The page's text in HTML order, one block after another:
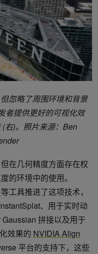
忽略了周围环境和背景
者提供更好的可视化效
右)。照片来源：Ben
在几何精度方面存在权
的环境中的使用。
等工具推进了这项技术，
、用于实时动
拼接以及用于
效果的 NVIDIA Align
平台的支持下，这些